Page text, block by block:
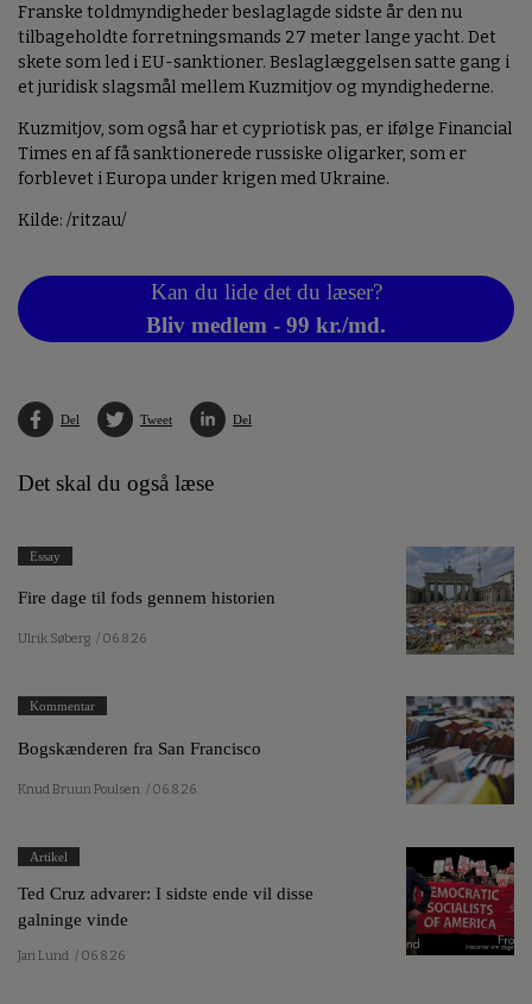
Franske toldmyndigheder beslaglagde sidste år den nu
tilbageholdte forretningsmands 27 meter lange yacht. Det
skete som led i EU-sanktioner. Beslaglæggelsen satte gang i
et juridisk slagsmål mellem Kuzmitjov og myndighederne.
Kuzmitjov, som også har et cypriotisk pas, er ifølge Financial
Times en af få sanktionerede russiske oligarker, som er
forblevet i Europa under krigen med Ukraine.
Kilde: /ritzau/
Kan du lide det du læser?
Bliv medlem - 99 kr./md.
Del Tweet Del
Det skal du også læse
Essay
Fire dage til fods gennem historien
Ulrik Søberg / 06.8.26
Kommentar
Bogskænderen fra San Francisco
Knud Bruun Poulsen / 06.8.26
Artikel
Ted Cruz advarer: I sidste ende vil disse
galninge vinde
Jan Lund / 06.8.26